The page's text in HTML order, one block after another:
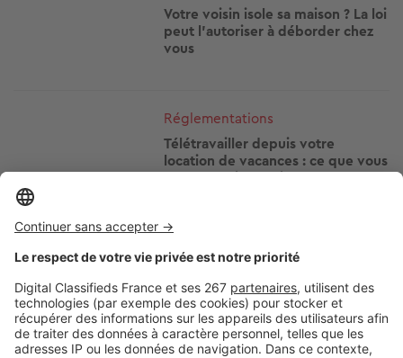
Votre voisin isole sa maison ? La loi
peut l'autoriser à déborder chez
vous
Réglementations
Télétravailler depuis votre
location de vacances : ce que vous
avez le droit de faire
Travaux le dimanche : ce que
votre voisin a le droit de faire… ou
non